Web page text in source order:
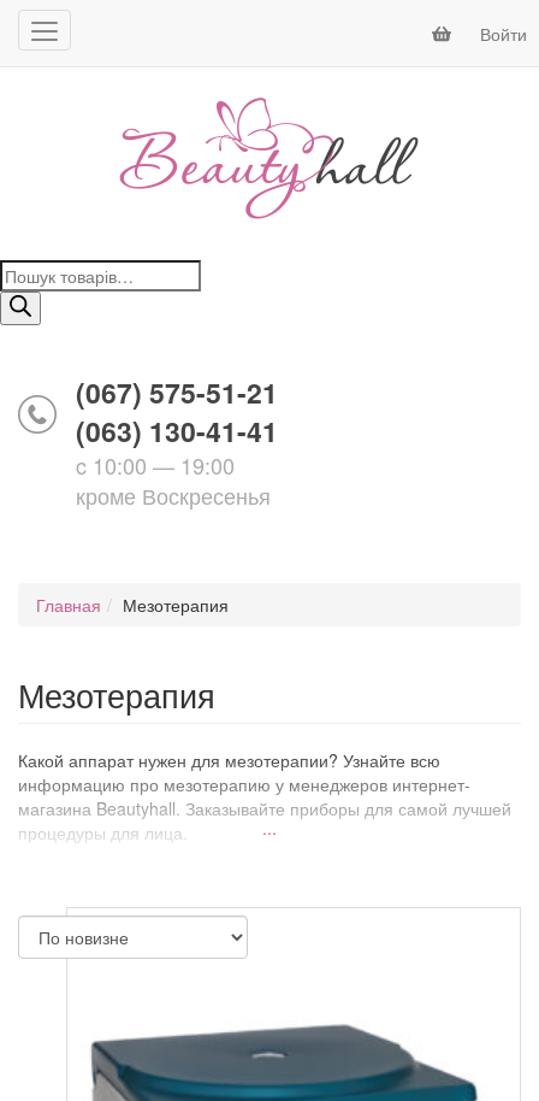
Войти
Поиск
товаров
(067) 575-51-21
(063) 130-41-41
c 10:00 — 19:00
кроме Воскресенья
Главная Мезотерапия
Мезотерапия
Какой аппарат нужен для мезотерапии? Узнайте всю
информацию про мезотерапию у менеджеров интернет-
магазина Beautyhall. Заказывайте приборы для самой лучшей
процедуры для лица.
...